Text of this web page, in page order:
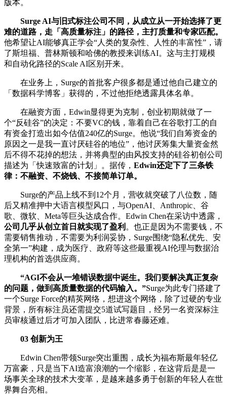
版本。
Surge AI与旧式标注公司不同，从成立从一开始选择了更
难的道路，走「高质量标注」的路径，主打质量和专家匹配。
他希望让AI能够真正学会“人类的复杂性、人性的丰富性”，请
了斯坦福、普林斯顿和哈佛的教授来训练AI。这与主打规模
和自动化路径的Scale AI区别开来。
在业务上，Surge的首批客户很多都是通过他自己建立的
「数据科学博客」获得的，不过他拒绝透露具体名单。
在融资方面，Edwin显得更为克制，创业初期就做了一
个“反硅谷”的决定：不要VC的钱，靠着自己在谷歌打工的自
有资金打造出如今估值240亿的Surge。他说“我们自筹资金的
原因之一是我一直讨厌硅谷的地位”，他讨厌筹集大量资金然
后不得不花掉的想法，并将典型的由风投支持的硅谷初创公司
描述为「快速致富的计划」。据传， Edwin还定下了三条铁
律：不融资、不烧钱、不接简单订单。
Surge的产品上线不到12个月，营收就突破了八位数，随
后又精准押中大语言模型风口，与OpenAI、Anthropic、谷
歌、微软、Meta等巨头达成合作。Edwin Chen在采访中透露，
公司几乎从创立首日就实现了盈利 。也正是因为不需要钱，不
需要销售推动，不需要为利润妥协，Surge围绕“隐私优先、安
全第一”构建，成为医疗、政府等这些最重视AI伦理与数据治
理机构的首选供应商。
“AGI不会从一堆错误数据中诞生。我们要解决真正复杂
的问题，做到高质量数据的代码输入。”Surge为此专门搭建了
一个Surge Force的精英网络，想进这个网络，除了过硬的专业
背景，所有标注员还需提交5道试写题目，经另一名资深标注
员审核通过后才可加入团队，比进常春藤还难。
03 创新为王
Edwin Chen带领Surge突出重围，成长为福布斯最年轻亿
万富豪，只是当下AI造富浪潮的一个缩影，在这背后是是一
场事关全球的技术大变革，是越来越多勇于创新的年轻人在世
界舞台亮相。